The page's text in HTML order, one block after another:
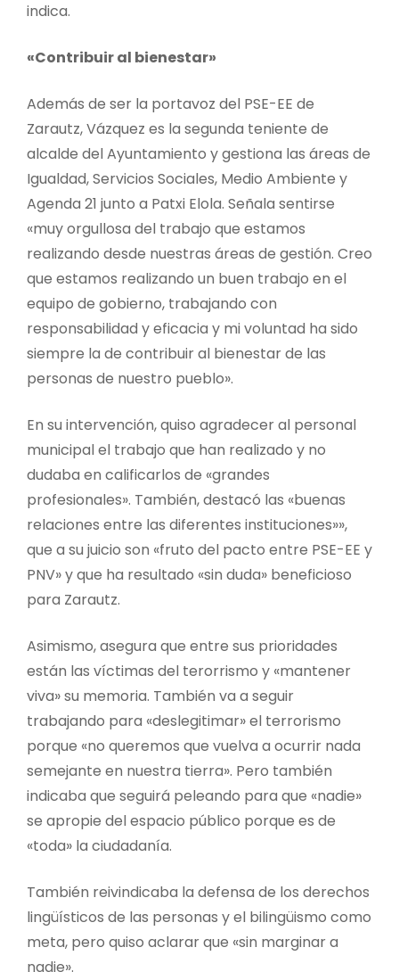
indica.
«Contribuir al bienestar»
Además de ser la portavoz del PSE-EE de
Zarautz, Vázquez es la segunda teniente de
alcalde del Ayuntamiento y gestiona las áreas de
Igualdad, Servicios Sociales, Medio Ambiente y
Agenda 21 junto a Patxi Elola. Señala sentirse
«muy orgullosa del trabajo que estamos
realizando desde nuestras áreas de gestión. Creo
que estamos realizando un buen trabajo en el
equipo de gobierno, trabajando con
responsabilidad y eficacia y mi voluntad ha sido
siempre la de contribuir al bienestar de las
personas de nuestro pueblo».
En su intervención, quiso agradecer al personal
municipal el trabajo que han realizado y no
dudaba en calificarlos de «grandes
profesionales». También, destacó las «buenas
relaciones entre las diferentes instituciones»»,
que a su juicio son «fruto del pacto entre PSE-EE y
PNV» y que ha resultado «sin duda» beneficioso
para Zarautz.
Asimismo, asegura que entre sus prioridades
están las víctimas del terorrismo y «mantener
viva» su memoria. También va a seguir
trabajando para «deslegitimar» el terrorismo
porque «no queremos que vuelva a ocurrir nada
semejante en nuestra tierra». Pero también
indicaba que seguirá peleando para que «nadie»
se apropie del espacio público porque es de
«toda» la ciudadanía.
También reivindicaba la defensa de los derechos
lingüísticos de las personas y el bilingüismo como
meta, pero quiso aclarar que «sin marginar a
nadie».